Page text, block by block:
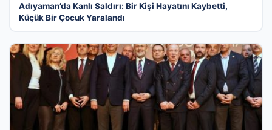
Adıyaman’da Kanlı Saldırı: Bir Kişi Hayatını Kaybetti,
Küçük Bir Çocuk Yaralandı